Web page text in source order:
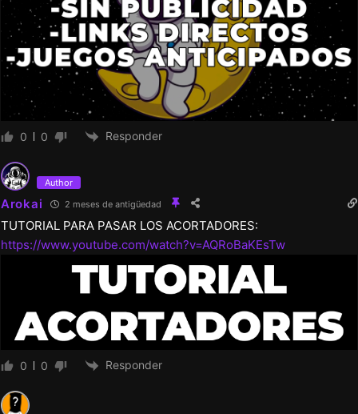
0 0 Responder
Author
Arokai 2 meses de antigüedad
TUTORIAL PARA PASAR LOS ACORTADORES:
https://www.youtube.com/watch?v=AQRoBaKEsTw
0 0 Responder